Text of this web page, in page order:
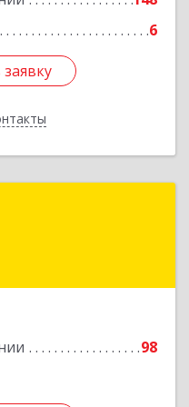
6
98
Ковров г, Труда ул,